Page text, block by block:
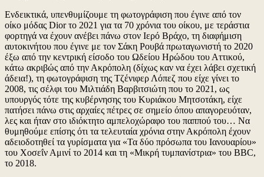
της
για
τις
των
νέας
ταινίας
του
ήρθε
Ενδεικτικά, υπενθυμίζουμε τη φωτογράφιση που έγινε από τον
οίκο μόδας Dior το 2021 για τα 70 χρόνια του οίκου, με τεράστια
φορτηγά να έχουν ανέβει πάνω στον Ιερό Βράχο, τη διαφήμιση
αυτοκινήτου που έγινε με τον Σάκη Ρουβά πρωταγωνιστή το 2020
έξω από την κεντρική είσοδο του Ωδείου Ηρώδου του Αττικού,
κάτω ακριβώς από την Ακρόπολη (δίχως καν να έχει λάβει σχετική
άδεια!), τη φωτογράφιση της Τζένιφερ Λόπεζ που είχε γίνει το
2008, τις σέλφι του Μιλτιάδη Βαρβιτσιώτη που το 2021, ως
υπουργός τότε της κυβέρνησης του Κυριάκου Μητσοτάκη, είχε
πατήσει πάνω στις αρχαίες πέτρες σε σημείο όπου απαγορευόταν,
λες και ήταν στο ιδιόκτητο αμπελοχώραφο του παππού του… Να
θυμηθούμε επίσης ότι τα τελευταία χρόνια στην Ακρόπολη έχουν
αδειοδοτηθεί τα γυρίσματα για «Τα δύο πρόσωπα του Ιανουαρίου»
του Χοσεΐν Αμινί το 2014 και τη «Μικρή τυμπανίστρια» του BBC,
το 2018.